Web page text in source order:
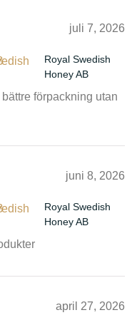
juli 7, 2026
Royal Swedish
Honey AB
förpackning utan
juni 8, 2026
Royal Swedish
Honey AB
april 27, 2026